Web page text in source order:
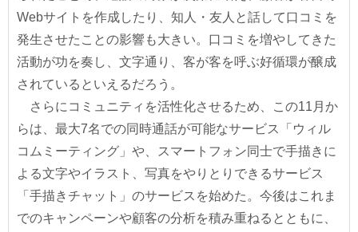
Webサイトを作成したり、知人・友人と話して口コミを
発生させたことの影響も大きい。口コミを増やしてきた
活動が功を奏し、文字通り、客が客を呼ぶ好循環が醸成
されているといえるだろう。
さらにコミュニティを活性化させるため、この11月か
らは、最大7名での同時通話が可能なサービス「ウィル
コムミーティング」や、スマートフォン同士で手描きに
よる文字やイラスト、写真をやりとりできるサービス
「手描きチャット」のサービスを始めた。今後はこれま
でのキャンペーンや顧客の分析を積み重ねるとともに、